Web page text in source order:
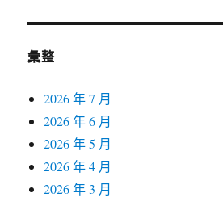
彙整
2026 年 7 月
2026 年 6 月
2026 年 5 月
2026 年 4 月
2026 年 3 月